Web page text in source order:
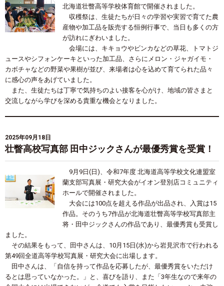
北海道壮瞥高等学校体育館で開催されました。
収穫祭は、生徒たちが日々の学習や実習で育てた農
産物や加工品を販売する恒例行事で、当日も多くの方
が訪れにぎわいました。
会場には、キキョウやビンカなどの草花、トマトジ
ュースやシフォンケーキといった加工品、さらにメロン・ジャガイモ・
カボチャなどの野菜や果樹が並び、来場者は心を込めて育てられた品々
に感心の声をあげていました。
また、生徒たちは丁寧で気持ちのよい接客を心がけ、地域の皆さまと
交流しながら学びを深める貴重な機会となりました。
2025年09月18日
壮瞥高校写真部 田中ジックさんが最優秀賞を受賞！
9月9日(日)、令和7年度 北海道高等学校文化連盟室
蘭支部写真展・研究大会がイオン登別店コミュニティ
ホールで開催されました。
大会には100点を超える作品が出品され、入賞は15
作品。そのうち7作品が北海道壮瞥高等学校写真部主
将・田中ジックさんの作品であり、最優秀賞も受賞し
ました。
その結果をもって、田中さんは、10月15日(水)から岩見沢市で行われる
第49回全道高等学校写真展・研究大会に出場します。
田中さんは、「自信を持って作品を応募したが、最優秀賞をいただけ
るとは思っていなかった。」と、喜びを語り、また「3年生なので来年の